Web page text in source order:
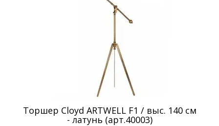
Торшер Cloyd ARTWELL F1 / выс. 140 см
- латунь (арт.40003)